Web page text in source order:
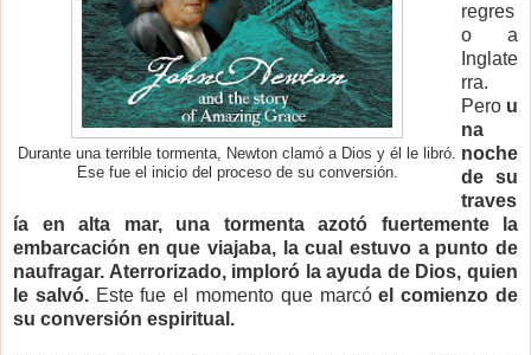
Durante una terrible tormenta, Newton clamó a Dios y él le libró.
Ese fue el inicio del proceso de su conversión.
regres
o a
Inglate
rra.
Pero u
na
noche
de su
traves
ía en alta mar, una tormenta azotó fuertemente la
embarcación en que viajaba, la cual estuvo a punto de
naufragar. Aterrorizado, imploró la ayuda de Dios, quien
le salvó. Este fue el momento que marcóel comienzo de
su conversión espiritual.